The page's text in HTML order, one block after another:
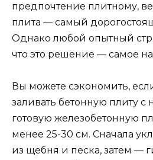
предпочтение плитному,
плита — самый
Однако любой опытный
что это решение — самое
Вы можете сэкономить,
заливать бетонную плиту с
готовую железобетонную
менее 25-30 см. Сначала
из щебня и песка, затем —